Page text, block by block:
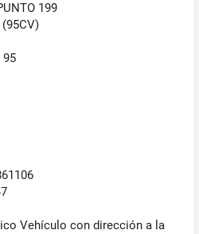
199
95
Vehículo con dirección a la